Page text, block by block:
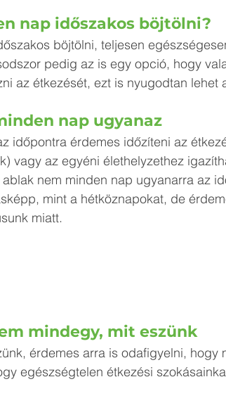
nap időszakos böjtölni?
böjtölni, teljesen
pedig az is egy opció, hogy
az étkezését, ezt is nyugodtan lehet
minden nap ugyanaz
időpontra érdemes időzíteni az
vagy az egyéni élethelyzethez
nem minden nap ugyanarra az
mint a hétköznapokat, de
miatt.
mindegy, mit eszünk
érdemes arra is odafigyelni, hogy
egészségtelen étkezési